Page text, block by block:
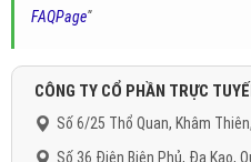
FAQPage"
CÔNG TY CỔ PHẦN TRỰC
Số 6/25 Thổ Quan, Khâm
Số 36 Điện Biên Phủ, Đa Kao,